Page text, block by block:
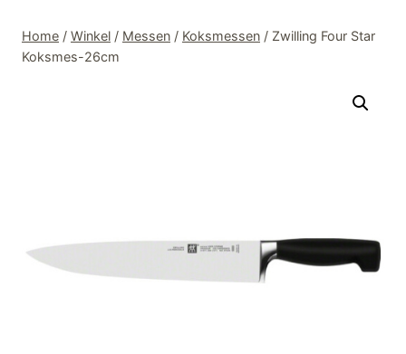
Home / Winkel / Messen / Koksmessen / Zwilling Four Star
Koksmes-26cm